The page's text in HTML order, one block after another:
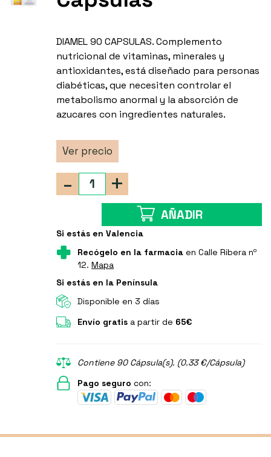
DIAMEL 90 CAPSULAS. Complemento
nutricional de vitaminas, minerales y
antioxidantes, está diseñado para personas
diabéticas, que necesiten controlar el
metabolismo anormal y la absorción de
azucares con ingredientes naturales.
Ver precio
+
-
AÑADIR
Si estás en Valencia
Recógelo en la farmacia en Calle Ribera nº
12.Mapa
Si estás en la Península
Disponible en 3 días
Envío gratis a partir de 65€
Contiene 90 Cápsula(s). (0.33 €/Cápsula)
Pago seguro con: